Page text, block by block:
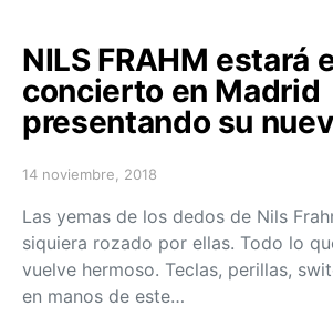
NILS FRAHM estará
concierto en Madrid
presentando su
Posted on
14 noviembre, 2018
Las yemas de los dedos de Nils
siquiera rozado por ellas. Todo lo
vuelve hermoso. Teclas, perillas,
en manos de este…